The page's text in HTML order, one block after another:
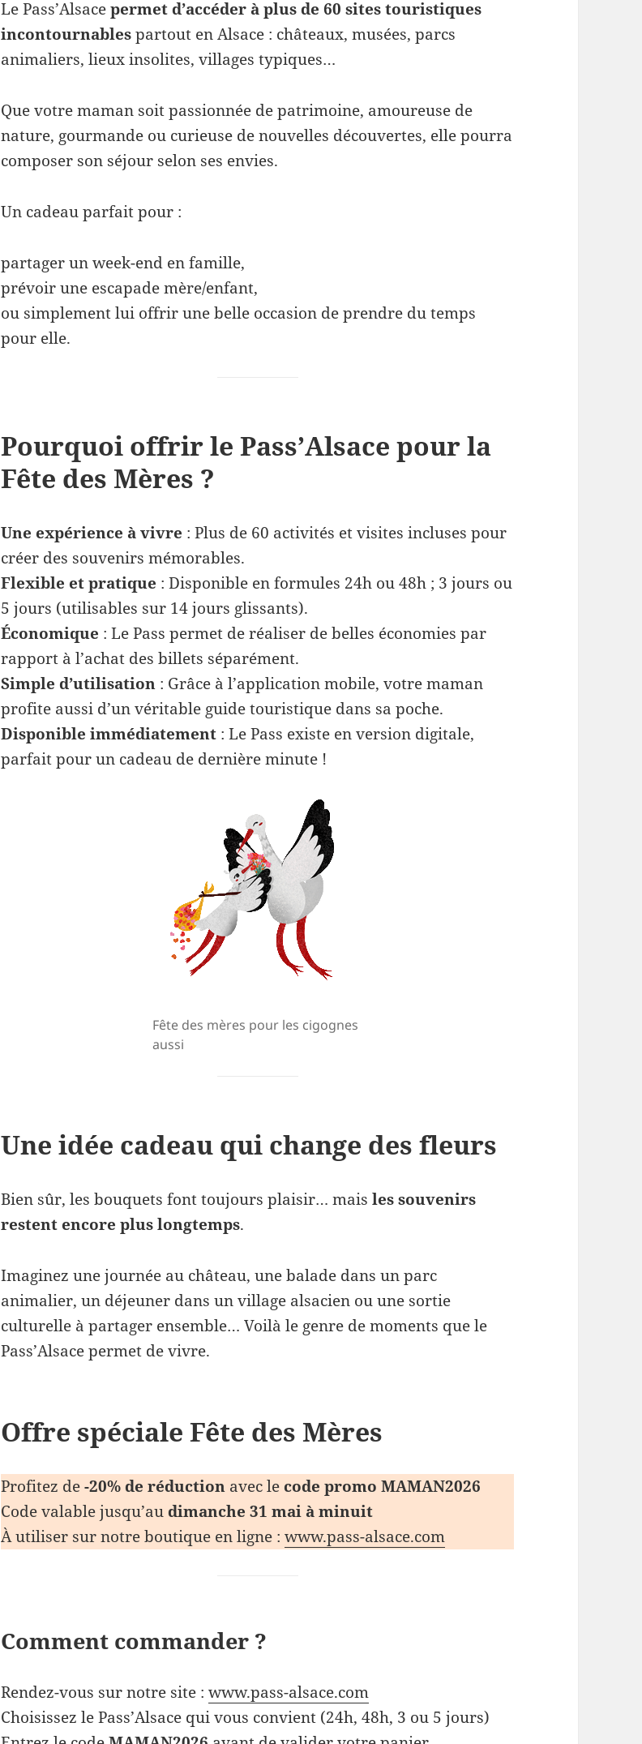
Le Pass’Alsacepermet d’accéder à plus de 60 sites touristiques
incontournablespartout en Alsace : châteaux, musées, parcs
animaliers, lieux insolites, villages typiques…
Que votre maman soit passionnée de patrimoine, amoureuse de
nature, gourmande ou curieuse de nouvelles découvertes, elle pourra
composer son séjour selon ses envies.
Un cadeau parfait pour :
partager un week-end en famille,
prévoir une escapade mère/enfant,
ou simplement lui offrir une belle occasion de prendre du temps
pour elle.
Pourquoi offrir le Pass’Alsace pour la
Fête des Mères ?
Une expérience à vivre : Plus de 60 activités et visites incluses pour
créer des souvenirs mémorables.
Flexible et pratique : Disponible en formules 24h ou 48h ; 3 jours ou
5 jours (utilisables sur 14 jours glissants).
Économique : Le Pass permet de réaliser de belles économies par
rapport à l’achat des billets séparément.
Simple d’utilisation : Grâce à l’application mobile, votre maman
profite aussi d’un véritable guide touristique dans sa poche.
Disponible immédiatement : Le Pass existe en version digitale,
parfait pour un cadeau de dernière minute !
Fête des mères pour les cigognes
aussi
Une idée cadeau qui change des fleurs
Bien sûr, les bouquets font toujours plaisir… maisles souvenirs
restent encore plus longtemps.
Imaginez une journée au château, une balade dans un parc
animalier, un déjeuner dans un village alsacien ou une sortie
culturelle à partager ensemble… Voilà le genre de moments que le
Pass’Alsace permet de vivre.
Offre spéciale Fête des Mères
Profitez de-20% de réduction avec le code promo MAMAN2026
Code valable jusqu’au dimanche 31 mai à minuit
À utiliser sur notre boutique en ligne :www.pass-alsace.com
Comment commander ?
Rendez-vous sur notre site :www.pass-alsace.com
Choisissez le Pass’Alsace qui vous convient (24h, 48h, 3 ou 5 jours)